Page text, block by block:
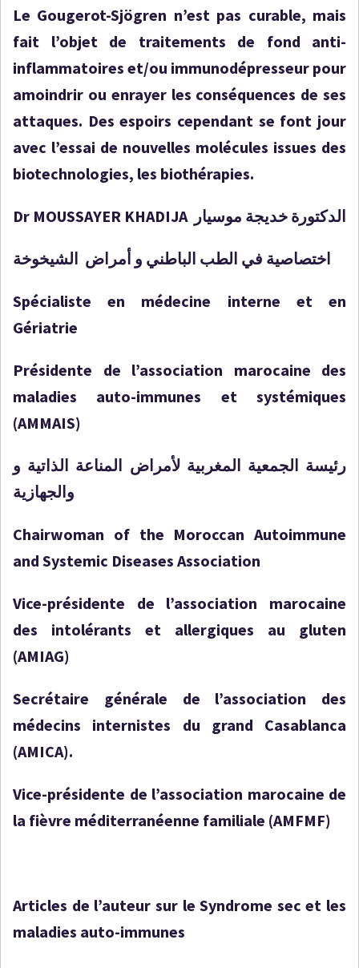
Le Gougerot-Sjögren n’est pas curable, mais
fait l’objet de traitements de fond anti-
inflammatoires et/ou immunodépresseur pour
amoindrir ou enrayer les conséquences de ses
attaques. Des espoirs cependant se font jour
avec l’essai de nouvelles molécules issues des
biotechnologies, les biothérapies.
Dr MOUSSAYER KHADIJA الدكتورة خديجة موسيار
اختصاصية في الطب الباطني و أمراض الشيخوخة
Spécialiste en médecine interne et en
Gériatrie
Présidente de l’association marocaine des
maladies auto-immunes et systémiques
(AMMAIS)
رئيسة الجمعية المغربية لأمراض المناعة الذاتية و
والجهازية
Chairwoman of the Moroccan Autoimmune
and Systemic Diseases Association
Vice-présidente de l’association marocaine
des intolérants et allergiques au gluten
(AMIAG)
Secrétaire générale de l’association des
médecins internistes du grand Casablanca
(AMICA).
Vice-présidente de l’association marocaine de
la fièvre méditerranéenne familiale (AMFMF)
Articles de l’auteur sur le Syndrome sec et les
maladies auto-immunes